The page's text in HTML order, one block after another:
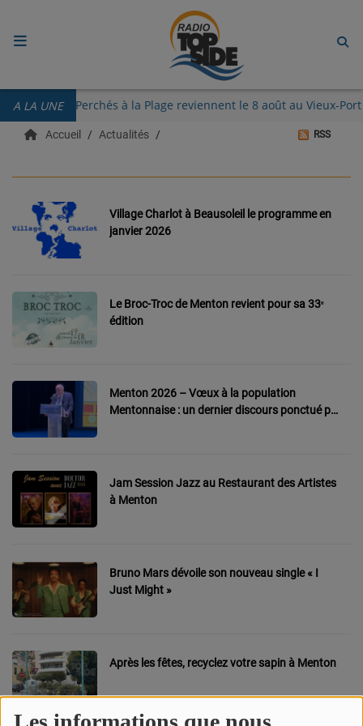
A LA UNEdes Perchés à la Plage reviennent le 8 août au Vieux-
RADIO
TÉLÉCHARGER L'APPLICATION.
LIVE DJ
EQUIPES
Team Building Radio
INFO
CÔTE D'AZUR
CIRCULATION EN TEMPS RÉEL
HIGH-TECH
SANTÉ
Accueil Actualités RSS
Village Charlot à Beausoleil le programme en
janvier 2026
Le Broc-Troc de Menton revient pour sa 33ᵉ
édition
Menton 2026 – Vœux à la population
Mentonnaise : un dernier discours ponctué par
Jam Session Jazz au Restaurant des Artistes
à Menton
Bruno Mars dévoile son nouveau single « I
Just Might »
Après les fêtes, recyclez votre sapin à Menton